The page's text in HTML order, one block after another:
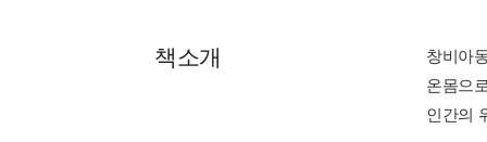
책소개
창비아
온몸으
인간의